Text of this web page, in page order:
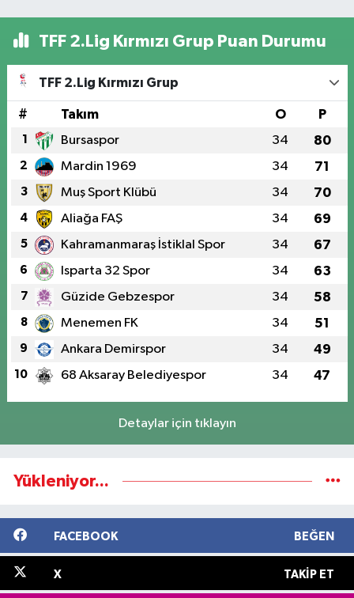
TFF 2.Lig Kırmızı Grup Puan Durumu
TFF 2.Lig Kırmızı Grup
# Takım O P
1 Bursaspor 34 80
2 Mardin 1969 34 71
3 Muş Sport Klübü 34 70
4 Aliağa FAŞ 34 69
5 Kahramanmaraş İstiklal Spor 34 67
6 Isparta 32 Spor 34 63
7 Güzide Gebzespor 34 58
8 Menemen FK 34 51
9 Ankara Demirspor 34 49
10 68 Aksaray Belediyespor 34 47
Detaylar için tıklayın
Yükleniyor...
FACEBOOK BEĞEN
X TAKIP ET